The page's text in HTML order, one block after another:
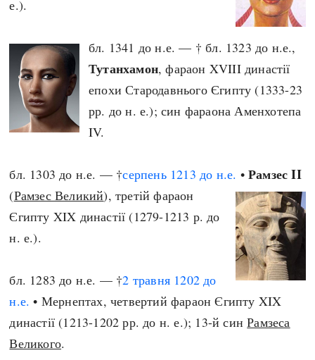
е.).
бл. 1341 до н.е. — † бл. 1323 до н.е.,
Тутанхамон, фараон XVIII династії
епохи Стародавнього Єгипту (1333-23
рр. до н. е.); син фараона Аменхотепа
IV.
бл. 1303 до н.е. — †серпень 1213 до н.е. •Рамзес II
(Рамзес Великий), третій фараон
Єгипту XIX династії (1279-1213 р. до
н. е.).
бл. 1283 до н.е. — †2 травня 1202 до
н.е. • Мернептах, четвертий фараон Єгипту XIX
династії (1213-1202 рр. до н. е.); 13-й синРамзеса
Великого.